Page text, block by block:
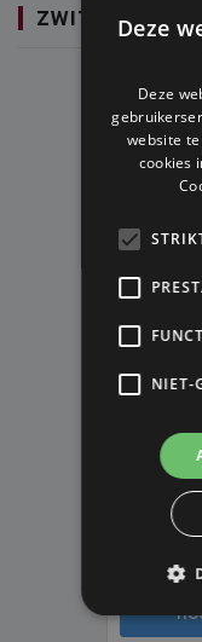
ZWITSERLAND
Deze
Deze
website
cookies
NIET-